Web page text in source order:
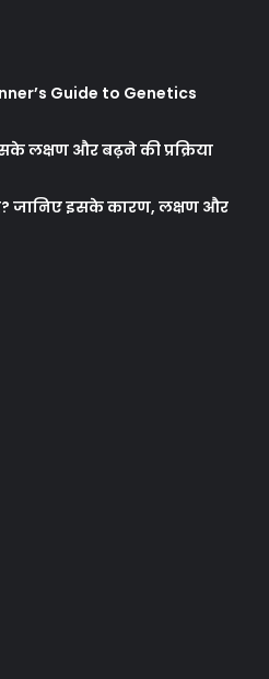
Guide to Genetics
लक्षण और बढ़ने की प्रक्रिया
जानिए इसके कारण, लक्षण और